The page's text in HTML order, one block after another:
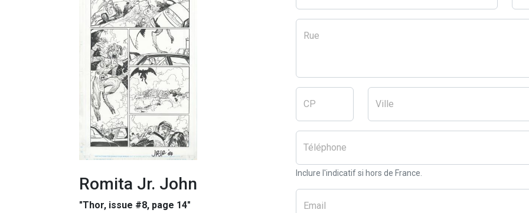
Romita Jr. John
"Thor, issue #8, page 14"
Rue
CP Ville
Téléphone
Inclure l'indicatif si hors de France.
Email